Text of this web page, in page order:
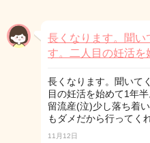
長くなります。聞い
す。二人目の妊活
長くなります。聞いて
目の妊活を始めて1年
留流産(泣)少し落ち着
もダメだから行ってく
11月12日